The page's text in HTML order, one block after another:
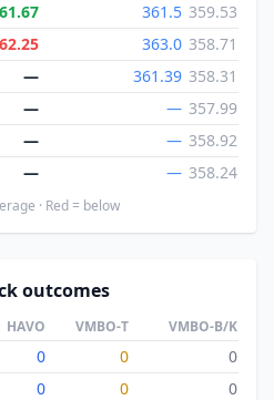
361.5 359.53
363.0 358.71
— 361.39 358.31
— — 357.99
— — 358.92
— — 358.24
· Red = below
outcomes
HAVO VMBO-T VMBO-B/K
0 0
0
0 0
0